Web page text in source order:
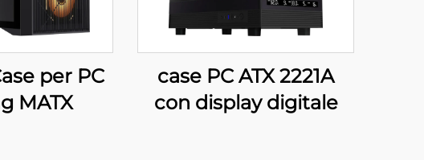
per PC
MATX
case PC ATX 2221A
con display digitale